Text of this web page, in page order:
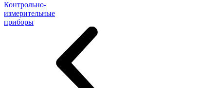
Контрольно-
измерительные
приборы